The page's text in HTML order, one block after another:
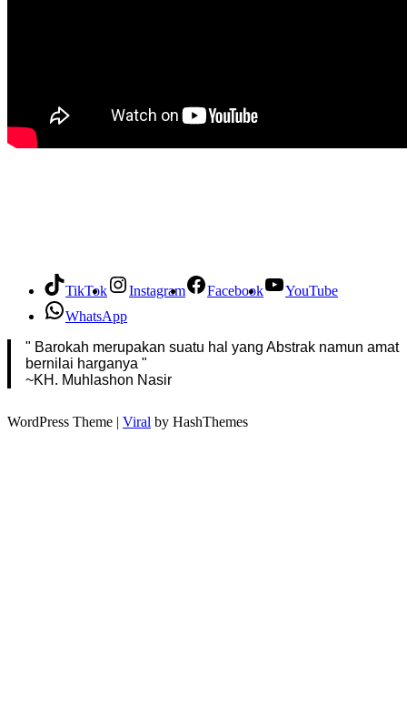
TikTok Instagram Facebook
YouTube
WhatsApp
" Barokah merupakan suatu hal yang Abstrak namun amat
bernilai harganya "
~KH. Muhlashon Nasir
WordPress Theme | Viral by HashThemes